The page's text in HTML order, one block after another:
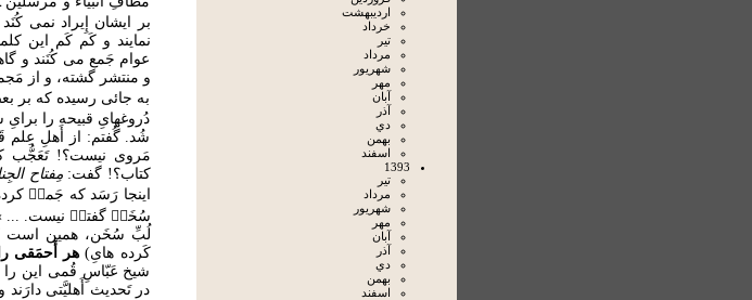
ارديبهشت
خرداد
تير
مرداد
شهريور
مهر
آبان
آذر
دي
بهمن
اسفند
1393
تير
مرداد
شهريور
مهر
آبان
آذر
دي
بهمن
اسفند
بر ايشان إِيراد نمى
نمايند و كَم كَم اين
عوام جَمع مى كُنَند و
و منتشر گشته، و از
به جائى رسيده كه بر
دُروغهاىِ قبيحه را
شُد. گُفتم: از أَهلِ عِلم
مَروى نيست؟! تَعَجُّب
كتاب؟! گفت:مِفتاح
اينجا رَسَد كه جَمع۟
سُخَن۟ گفتن۟ نيست. ...
لُبِّ سُخَن، همین است که
کَرده هایِ) هر أَحمَقی
شیخ عَبّاسِ قُمی این را
در تَحدیث أَهلیَّتی